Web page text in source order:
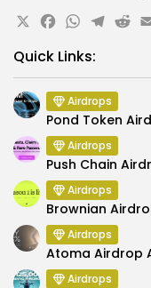
X
Quick Links:
Airdrops
Pond Token
Airdrops
Push Chain
Airdrops
Brownian
Airdrops
Atoma Airdrop
Airdrops